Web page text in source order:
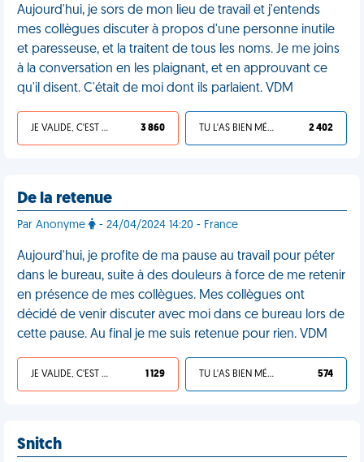
Aujourd'hui, je sors de mon lieu de travail et j'entends
mes collègues discuter à propos d'une personne inutile
et paresseuse, et la traitent de tous les noms. Je me joins
à la conversation en les plaignant, et en approuvant ce
qu'il disent. C'était de moi dont ils parlaient. VDM
JE VALIDE, C'EST UNE VDM 3 860 TU L'AS BIEN MÉRITÉ 2 402
De la retenue
Par Anonyme - 24/04/2024 14:20 - France
Aujourd'hui, je profite de ma pause au travail pour péter
dans le bureau, suite à des douleurs à force de me retenir
en présence de mes collègues. Mes collègues ont
décidé de venir discuter avec moi dans ce bureau lors de
cette pause. Au final je me suis retenue pour rien. VDM
JE VALIDE, C'EST UNE VDM 1 129 TU L'AS BIEN MÉRITÉ 574
Snitch